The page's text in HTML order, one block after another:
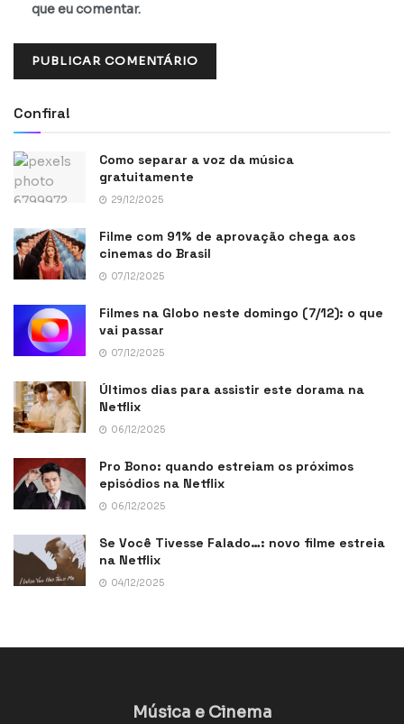
que eu comentar.
Confira!
Como separar a voz da música
gratuitamente
29/12/2025
Filme com 91% de aprovação chega aos
cinemas do Brasil
07/12/2025
Filmes na Globo neste domingo (7/12): o que
vai passar
07/12/2025
Últimos dias para assistir este dorama na
Netflix
06/12/2025
Pro Bono: quando estreiam os próximos
episódios na Netflix
06/12/2025
Se Você Tivesse Falado…: novo filme estreia
na Netflix
04/12/2025
Música e Cinema